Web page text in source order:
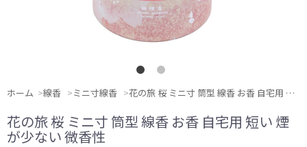
ホーム 線香 ミニ寸線香 花の旅 桜 ミニ寸 筒型 線香 お香 自宅用 短い 煙が少ない 微香性
花の旅 桜 ミニ寸 筒型 線香 お香 自宅用 短い 煙
が少ない 微香性